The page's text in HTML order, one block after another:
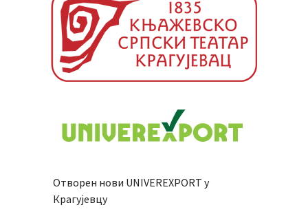
Отворен нови UNIVEREXPORT у
Крагујевцу